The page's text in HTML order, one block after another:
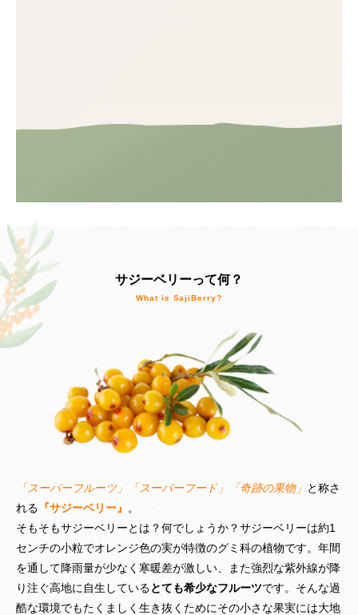
サジーベリーって何？
「スーパーフルーツ」「スーパーフード」「奇跡の果物」 と称さ
れる 『サジーベリー』 。
そもそもサジーベリーとは？何でしょうか？サジーベリーは約1
センチの小粒でオレンジ色の実が特徴のグミ科の植物です。年間
を通して降雨量が少なく寒暖差が激しい、また強烈な紫外線が降
り注ぐ高地に自生しているとても希少なフルーツです。そんな過
酷な環境でもたくましく生き抜くためにその小さな果実には大地